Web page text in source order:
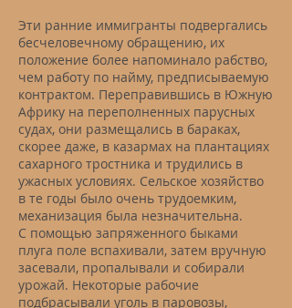
Эти ранние иммигранты подвергались
бесчеловечному обращению, их
положение более напоминало рабство,
чем работу по найму, предписываемую
контрактом. Переправившись в Южную
Африку на переполненных парусных
судах, они размещались в бараках,
скорее даже, в казармах на плантациях
сахарного тростника и трудились в
ужасных условиях. Сельское хозяйство
в те годы было очень трудоемким,
механизация была незначительна.
С помощью запряженного быками
плуга поле вспахивали, затем вручную
засевали, пропалывали и собирали
урожай. Некоторые рабочие
подбрасывали уголь в паровозы,